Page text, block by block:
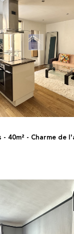
voir le
bien
40m² - Charme de